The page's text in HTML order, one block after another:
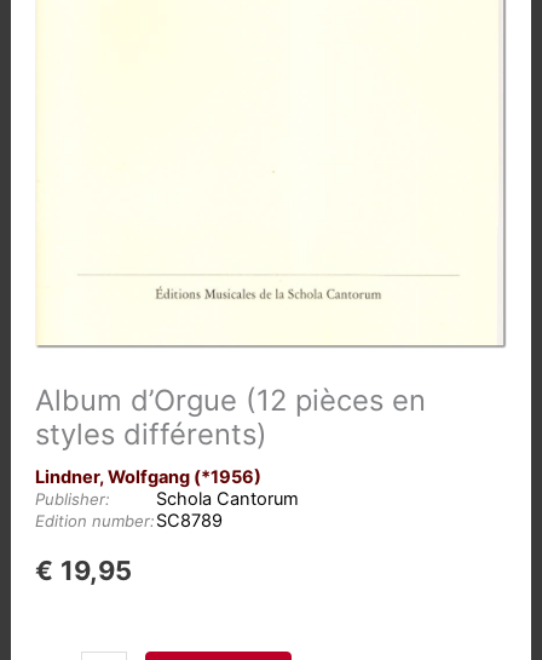
Album d’Orgue (12 pièces en
styles différents)
Lindner, Wolfgang (*1956)
Publisher: Schola Cantorum
Edition number:SC8789
€ 19,95